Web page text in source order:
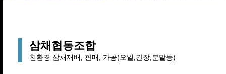
삼채협동조합
친환경 삼채재배, 판매, 가공(오일,간장,분말등)